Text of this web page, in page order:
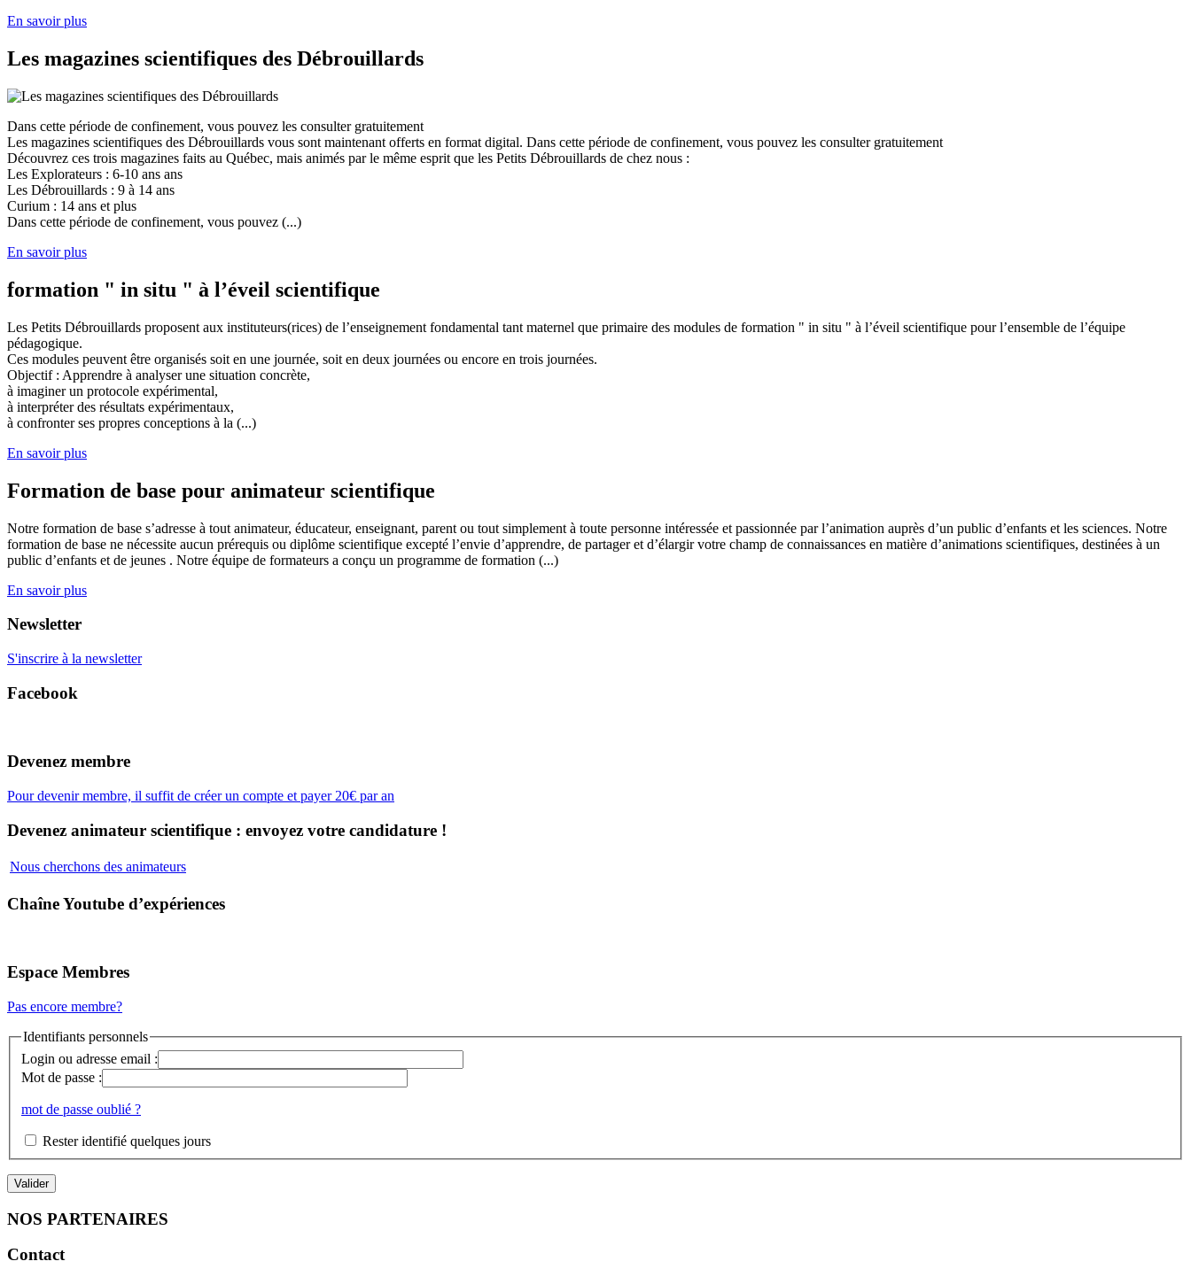
En savoir plus
Les magazines scientifiques des Débrouillards
Dans cette période de confinement, vous pouvez les consulter gratuitement
Les magazines scientifiques des Débrouillards vous sont maintenant offerts en format digital. Dans cette période de confinement, vous pouvez les consulter gratuitement
Découvrez ces trois magazines faits au Québec, mais animés par le même esprit que les Petits Débrouillards de chez nous :
Les Explorateurs : 6-10 ans ans
Les Débrouillards : 9 à 14 ans
Curium : 14 ans et plus
Dans cette période de confinement, vous pouvez (...)
En savoir plus
formation " in situ " à l’éveil scientifique
Les Petits Débrouillards proposent aux instituteurs(rices) de l’enseignement fondamental tant maternel que primaire des modules de formation " in situ " à l’éveil scientifique pour l’ensemble de l’équipe
pédagogique.
Ces modules peuvent être organisés soit en une journée, soit en deux journées ou encore en trois journées.
Objectif : Apprendre à analyser une situation concrète,
à imaginer un protocole expérimental,
à interpréter des résultats expérimentaux,
à confronter ses propres conceptions à la (...)
En savoir plus
Formation de base pour animateur scientifique
Notre formation de base s’adresse à tout animateur, éducateur, enseignant, parent ou tout simplement à toute personne intéressée et passionnée par l’animation auprès d’un public d’enfants et les sciences. Notre
formation de base ne nécessite aucun prérequis ou diplôme scientifique excepté l’envie d’apprendre, de partager et d’élargir votre champ de connaissances en matière d’animations scientifiques, destinées à un
public d’enfants et de jeunes . Notre équipe de formateurs a conçu un programme de formation (...)
En savoir plus
Newsletter
S'inscrire à la newsletter
Facebook
Devenez membre
Pour devenir membre, il suffit de créer un compte et payer 20€ par an
Devenez animateur scientifique : envoyez votre candidature !
Nous cherchons des animateurs
Chaîne Youtube d’expériences
Espace Membres
Pas encore membre?
Identifiants personnels
Login ou adresse email :
Mot de passe :
mot de passe oublié ?
Rester identifié quelques jours
NOS PARTENAIRES
Contact